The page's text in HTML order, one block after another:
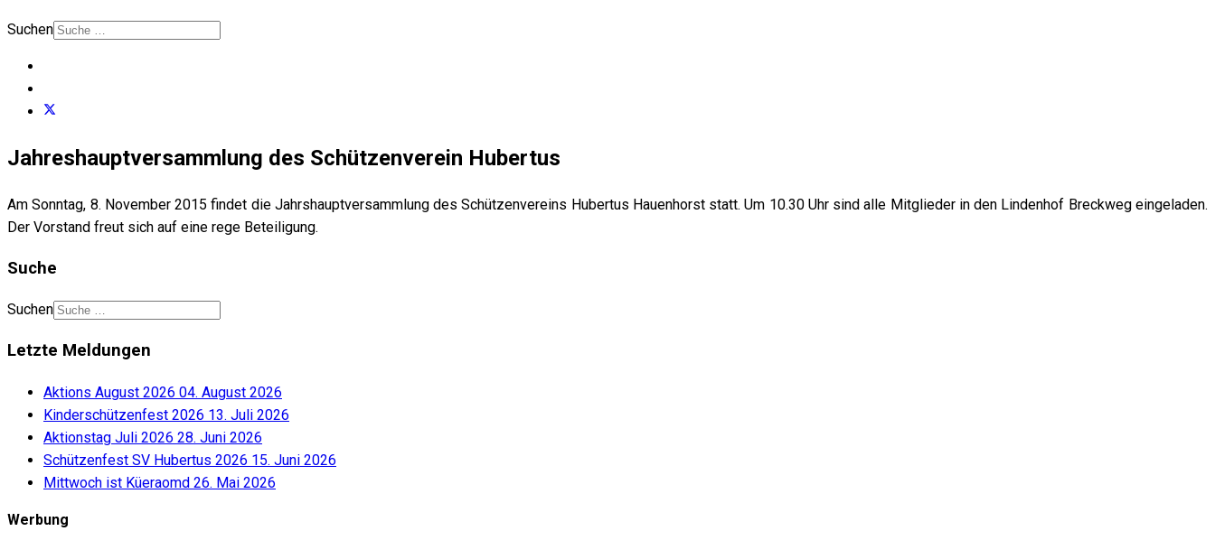
Suchen
Jahreshauptversammlung des Schützenverein Hubertus
Am Sonntag, 8. November 2015 findet die Jahrshauptversammlung des Schützenvereins Hubertus Hauenhorst statt. Um 10.30 Uhr sind alle Mitglieder in den Lindenhof Breckweg eingeladen.
Der Vorstand freut sich auf eine rege Beteiligung.
Suche
Suchen
Letzte Meldungen
Aktions August 2026 04. August 2026
Kinderschützenfest 2026 13. Juli 2026
Aktionstag Juli 2026 28. Juni 2026
Schützenfest SV Hubertus 2026 15. Juni 2026
Mittwoch ist Küeraomd 26. Mai 2026
Werbung